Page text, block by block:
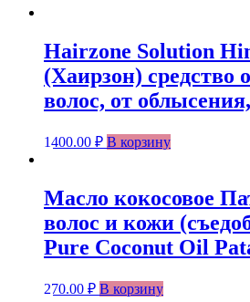
Hairzone Solution
(Хаирзон) средство
волос, от
1400.00 ₽ В корзину
Масло кокосовое
волос и кожи
Pure Coconut Oil
270.00 ₽ В корзину